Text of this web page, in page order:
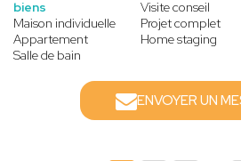
biens
Maison individuelle
Appartement
Salle de bain
Visite conseil
Projet complet
Home staging
ENVOYER UN